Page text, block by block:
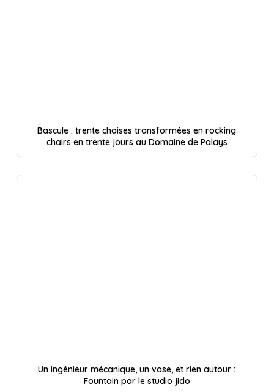
Bascule : trente chaises transformées en rocking
chairs en trente jours au Domaine de Palays
Un ingénieur mécanique, un vase, et rien autour :
Fountain par le studio jido